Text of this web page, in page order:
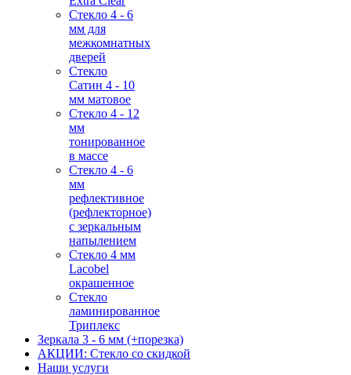
Стекло 4 - 6
мм для
межкомнатных
дверей
Стекло
Сатин 4 - 10
мм матовое
Стекло 4 - 12
мм
тонированное
в массе
Стекло 4 - 6
мм
рефлективное
(рефлекторное)
с зеркальным
напылением
Стекло 4 мм
Lacobel
окрашенное
Стекло
ламинированное
Триплекс
Зеркала 3 - 6 мм (+порезка)
АКЦИИ: Стекло со скидкой
Наши услуги